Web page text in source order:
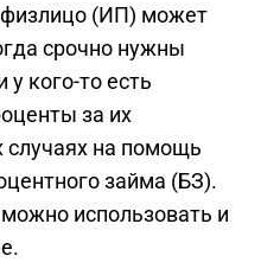
(ИП) может
срочно нужны
кого-то есть
за их
случаях на помощь
займа (БЗ).
использовать и